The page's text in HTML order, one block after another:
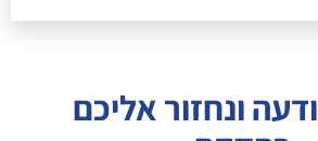
ונחזור אליכם